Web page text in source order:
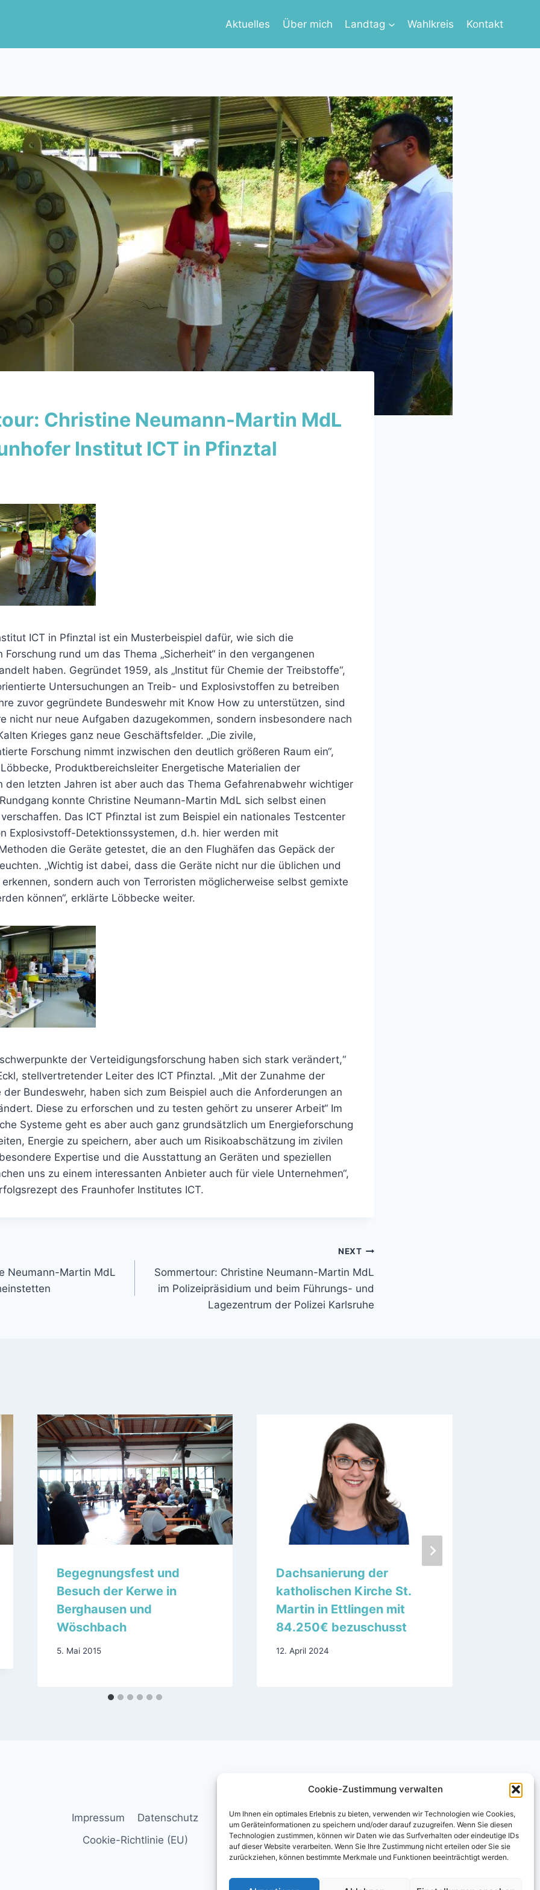
Cookie-Zustimmung verwalten
Um Ihnen ein optimales Erlebnis zu bieten, verwenden wir Technologien wie Cookies,
um Geräteinformationen zu speichern und/oder darauf zuzugreifen. Wenn Sie diesen
Technologien zustimmen, können wir Daten wie das Surfverhalten oder eindeutige IDs
auf dieser Website verarbeiten. Wenn Sie Ihre Zustimmung nicht erteilen oder Sie sie
zurückziehen, können bestimmte Merkmale und Funktionen beeinträchtigt werden.
Aktuelles Über mich Landtag Wahlkreis Kontakt
Christine Neumann-Martin MdL
Institut ICT in Pfinztal
ICT in Pfinztal ist ein Musterbeispiel dafür, wie sich die
Forschung rund um das Thema „Sicherheit“ in den vergangenen
haben. Gegründet 1959, als „Institut für Chemie der Treibstoffe“,
Untersuchungen an Treib- und Explosivstoffen zu betreiben
zuvor gegründete Bundeswehr mit Know How zu unterstützen, sind
nicht nur neue Aufgaben dazugekommen, sondern insbesondere nach
Krieges ganz neue Geschäftsfelder. „Die zivile,
Forschung nimmt inzwischen den deutlich größeren Raum ein“,
Produktbereichsleiter Energetische Materialien der
den letzten Jahren ist aber auch das Thema Gefahrenabwehr wichtiger
konnte Christine Neumann-Martin MdL sich selbst einen
Das ICT Pfinztal ist zum Beispiel ein nationales Testcenter
Explosivstoff-Detektionssystemen, d.h. hier werden mit
die Geräte getestet, die an den Flughäfen das Gepäck der
„Wichtig ist dabei, dass die Geräte nicht nur die üblichen und
sondern auch von Terroristen möglicherweise selbst gemixte
können“, erklärte Löbbecke weiter.
der Verteidigungsforschung haben sich stark verändert,“
stellvertretender Leiter des ICT Pfinztal. „Mit der Zunahme der
der Bundeswehr, haben sich zum Beispiel auch die Anforderungen an
Diese zu erforschen und zu testen gehört zu unserer Arbeit“ Im
Systeme geht es aber auch ganz grundsätzlich um Energieforschung
Energie zu speichern, aber auch um Risikoabschätzung im zivilen
Expertise und die Ausstattung an Geräten und speziellen
uns zu einem interessanten Anbieter auch für viele Unternehmen“,
des Fraunhofer Institutes ICT.
Neumann-Martin MdL
NEXT
Sommertour: Christine Neumann-Martin MdL
im Polizeipräsidium und beim Führungs- und
Lagezentrum der Polizei Karlsruhe
Begegnungsfest und
Besuch der Kerwe in
Berghausen und
Wöschbach
5. Mai 2015
Dachsanierung der
katholischen Kirche St.
Martin in Ettlingen mit
84.250€ bezuschusst
12. April 2024
Impressum
Datenschutz
Cookie-Richtlinie (EU)